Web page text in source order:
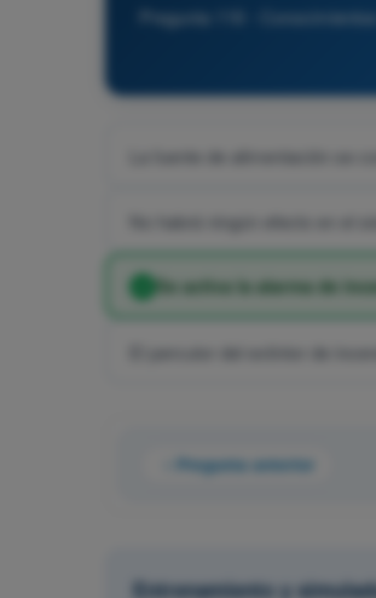
Pregunta 116 -
La fuente de alimentación se
No habrá ningún efecto en el
Se activa la alarma de
El percutor del extintor de
Pregunta anterior
Entrenamiento y